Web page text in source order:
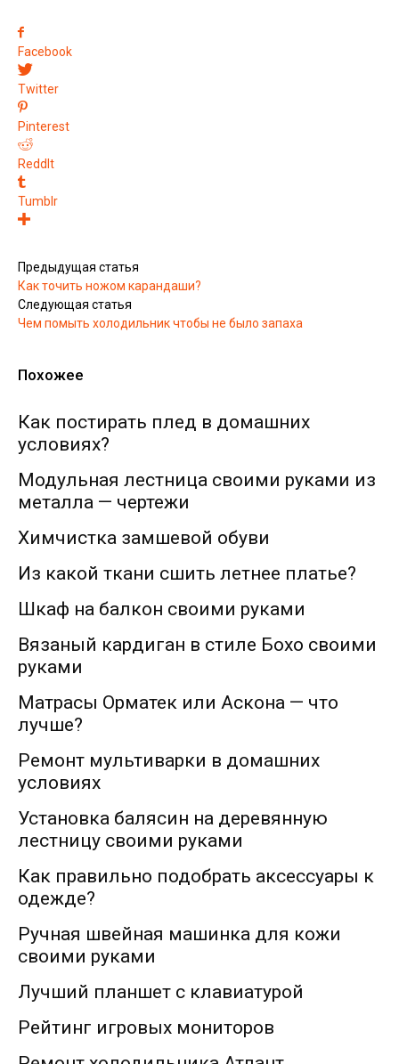
Facebook
Twitter
Pinterest
ReddIt
Tumblr
Предыдущая статья
Как точить ножом карандаши?
Следующая статья
Чем помыть холодильник чтобы не было запаха
Похожее
Как постирать плед в домашних
условиях?
Модульная лестница своими руками из
металла — чертежи
Химчистка замшевой обуви
Из какой ткани сшить летнее платье?
Шкаф на балкон своими руками
Вязаный кардиган в стиле Бохо своими
руками
Матрасы Орматек или Аскона — что
лучше?
Ремонт мультиварки в домашних
условиях
Установка балясин на деревянную
лестницу своими руками
Как правильно подобрать аксессуары к
одежде?
Ручная швейная машинка для кожи
своими руками
Лучший планшет с клавиатурой
Рейтинг игровых мониторов